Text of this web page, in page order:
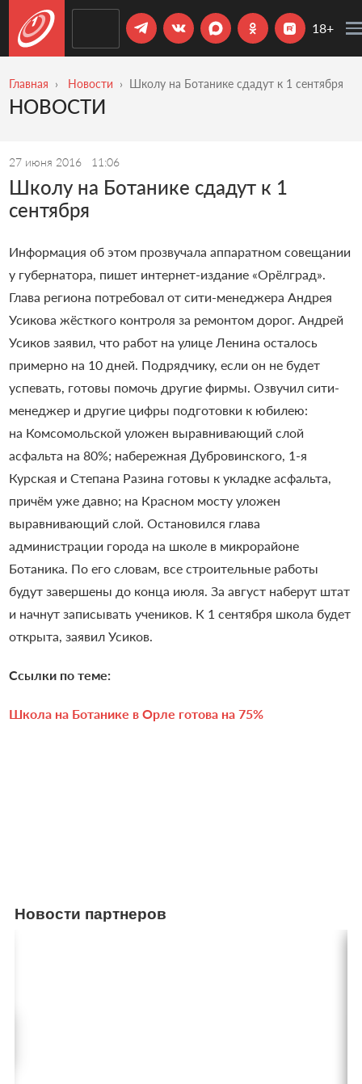
18+
Главная Новости Школу на Ботанике сдадут к 1 сентября
НОВОСТИ
27 июня 2016 11:06
Школу на Ботанике сдадут к 1
сентября
Информация об этом прозвучала аппаратном совещании
у губернатора, пишет интернет-издание «Орёлград».
Глава региона потребовал от сити-менеджера Андрея
Усикова жёсткого контроля за ремонтом дорог. Андрей
Усиков заявил, что работ на улице Ленина осталось
примерно на 10 дней. Подрядчику, если он не будет
успевать, готовы помочь другие фирмы. Озвучил сити-
менеджер и другие цифры подготовки к юбилею:
на Комсомольской уложен выравнивающий слой
асфальта на 80%; набережная Дубровинского, 1-я
Курская и Степана Разина готовы к укладке асфальта,
причём уже давно; на Красном мосту уложен
выравнивающий слой. Остановился глава
администрации города на школе в микрорайоне
Ботаника. По его словам, все строительные работы
будут завершены до конца июля. За август наберут штат
и начнут записывать учеников. К 1 сентября школа будет
открыта, заявил Усиков.
Ссылки по теме:
Школа на Ботанике в Орле готова на 75%
Новости партнеров